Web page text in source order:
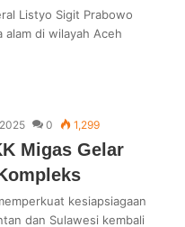
Listyo Sigit Prabowo
di wilayah Aceh
0 1,299
Migas Gelar
kesiapsiagaan
dan Sulawesi kembali